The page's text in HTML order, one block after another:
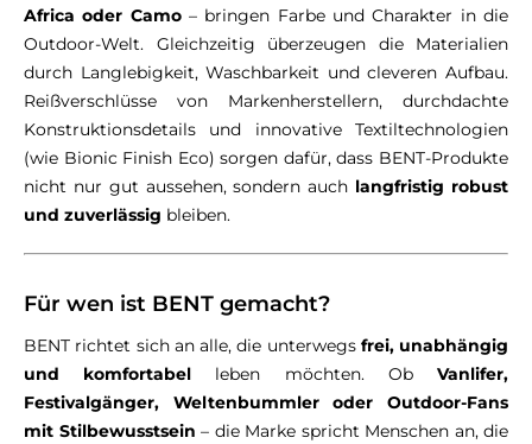
Africa oder Camo– bringen Farbe und Charakter in die
Outdoor-Welt. Gleichzeitig überzeugen die Materialien
durch Langlebigkeit, Waschbarkeit und cleveren Aufbau.
Reißverschlüsse von Markenherstellern, durchdachte
Konstruktionsdetails und innovative Textiltechnologien
(wie Bionic Finish Eco) sorgen dafür, dass BENT-Produkte
nicht nur gut aussehen, sondern auch langfristig robust
und zuverlässig bleiben.
Für wen ist BENT gemacht?
BENT richtet sich an alle, die unterwegs frei, unabhängig
und komfortabel leben möchten. ObVanlifer,
Festivalgänger, Weltenbummler oder Outdoor-Fans
mit Stilbewusstsein – die Marke spricht Menschen an, die